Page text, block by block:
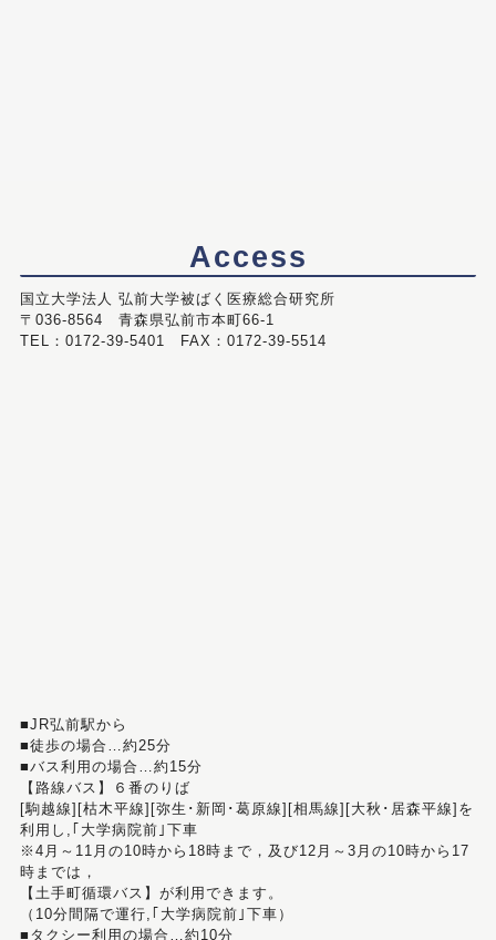
Access
国立大学法人 弘前大学被ばく医療総合研究所
〒036-8564 青森県弘前市本町66-1
TEL：0172-39-5401 FAX：0172-39-5514
■JR弘前駅から
■徒歩の場合…約25分
■バス利用の場合…約15分
【路線バス】６番のりば
[駒越線][枯木平線][弥生･新岡･葛原線][相馬線][大秋･居森平線]を
利用し,｢大学病院前｣下車
※4月～11月の10時から18時まで，及び12月～3月の10時から17
時までは，
【土手町循環バス】が利用できます。
（10分間隔で運行,｢大学病院前｣下車）
■タクシー利用の場合…約10分